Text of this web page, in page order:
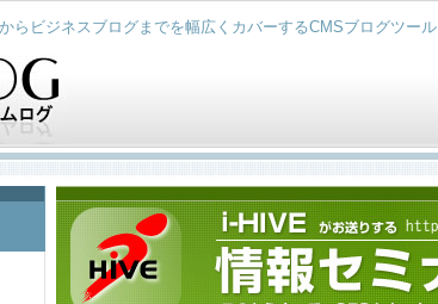
らビジネスブログまでを幅広くカバーするCMSブログツール